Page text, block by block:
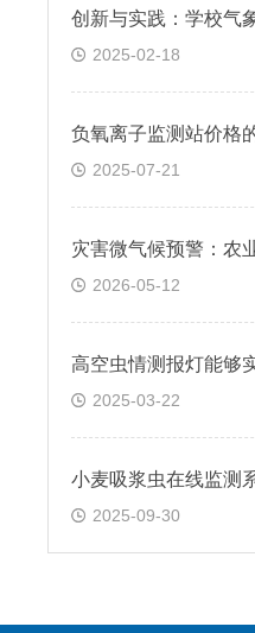
2025-02-18
2025-07-21
2026-05-12
2025-03-22
2025-09-30